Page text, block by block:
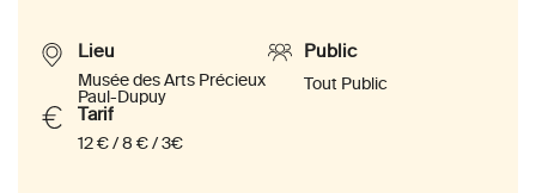
Lieu
Musée des Arts Précieux
Paul-Dupuy
Public
Tout Public
Tarif
12 € / 8 € / 3€